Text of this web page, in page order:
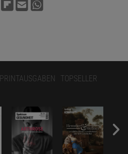
PRINTAUSGABEN TOPSELLER